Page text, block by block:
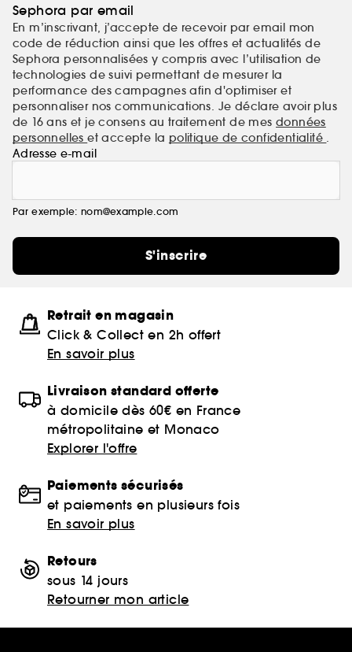
Sephora par email
En m’inscrivant, j’accepte de recevoir par email mon
code de réduction ainsi que les offres et actualités de
Sephora personnalisées y compris avec l’utilisation de
technologies de suivi permettant de mesurer la
performance des campagnes afin d'optimiser et
personnaliser nos communications. Je déclare avoir plus
de 16 ans et je consens au traitement de mes données
personnelleset accepte la politique de confidentialité .
Adresse e-mail
Par exemple: nom@example.com
S'inscrire
Retrait en magasin
Click & Collect en 2h offert
En savoir plus
Livraison standard offerte
à domicile dès 60€ en France
métropolitaine et Monaco
Explorer l'offre
Paiements sécurisés
et paiements en plusieurs fois
En savoir plus
Retours
sous 14 jours
Retourner mon article